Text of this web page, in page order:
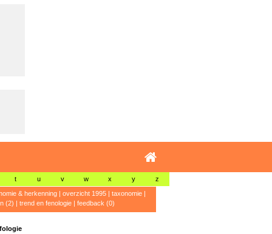
t u v w x y z
& herkenning| overzicht 1995| taxonomie|
(2) | trend en fenologie| feedback (0)